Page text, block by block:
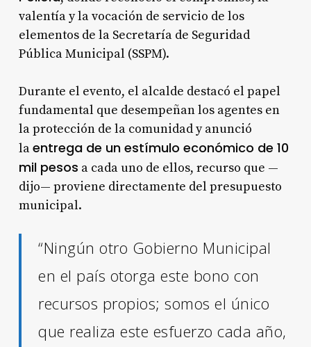
valentía y la vocación de servicio de los
elementos de la Secretaría de Seguridad
Pública Municipal (SSPM).
Durante el evento, el alcalde destacó el papel
fundamental que desempeñan los agentes en
la protección de la comunidad y anunció
laentrega de un estímulo económico de 10
mil pesos a cada uno de ellos, recurso que —
dijo— proviene directamente del presupuesto
municipal.
“Ningún otro Gobierno Municipal
en el país otorga este bono con
recursos propios; somos el único
que realiza este esfuerzo cada año,